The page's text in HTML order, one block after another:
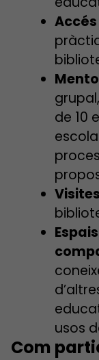
de 10
usos
Com